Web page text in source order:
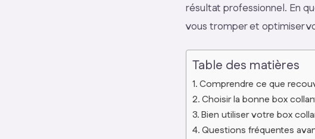
résultat professionnel. En
vous tromper et optimiser
Table des matières
Comprendre ce que
Choisir la bonne box
Bien utiliser votre box
Questions fréquentes